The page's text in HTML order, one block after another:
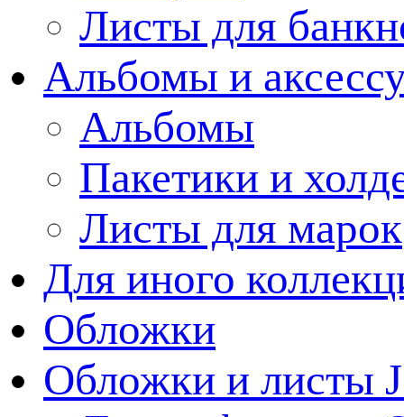
Листы для
Альбомы и
Альбомы
Пакетики и
Листы для марок
Для иного
Обложки
Обложки и листы